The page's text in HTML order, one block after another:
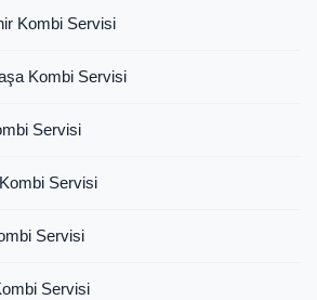
Kombi Servisi
Kombi Servisi
Servisi
Servisi
Servisi
Servisi